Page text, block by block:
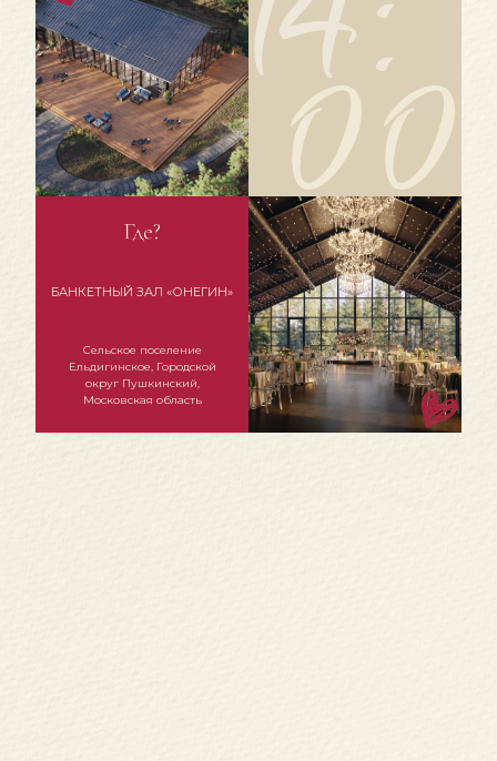
Сельское поселение
Ельдигинское, Городской
округ Пушкинский,
Московская область
БАНКЕТНЫЙ ЗАЛ «ОНЕГИН»